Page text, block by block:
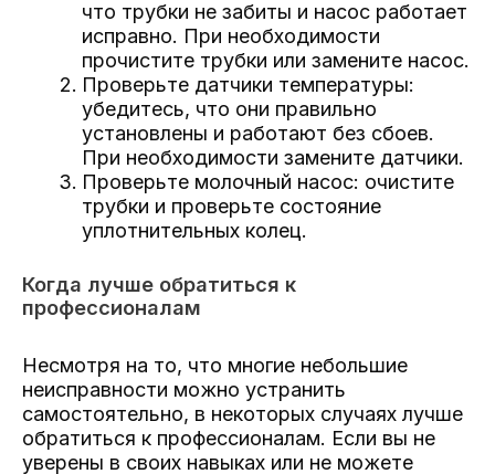
что трубки не забиты и насос работает
исправно. При необходимости
прочистите трубки или замените насос.
Проверьте датчики температуры:
убедитесь, что они правильно
установлены и работают без сбоев.
При необходимости замените датчики.
Проверьте молочный насос: очистите
трубки и проверьте состояние
уплотнительных колец.
Когда лучше обратиться к
профессионалам
Несмотря на то, что многие небольшие
неисправности можно устранить
самостоятельно, в некоторых случаях лучше
обратиться к профессионалам. Если вы не
уверены в своих навыках или не можете